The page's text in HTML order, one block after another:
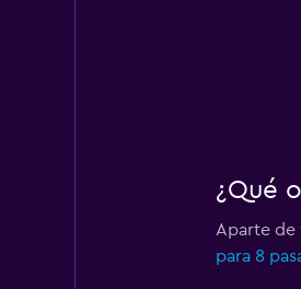
¿Qué
Aparte de
para 8